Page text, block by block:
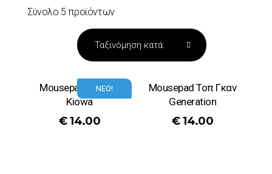
Σύνολο 5 προϊόντων
ΝΕΟ!
Mousepad Apache
Kiowa
€ 14.00
Mousepad Τοπ Γκαν
Generation
€ 14.00